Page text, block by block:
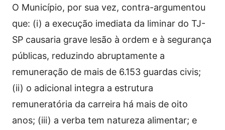
O Município, por sua vez, contra-argumentou
que: (i) a execução imediata da liminar do TJ-
SP causaria grave lesão à ordem e à segurança
públicas, reduzindo abruptamente a
remuneração de mais de 6.153 guardas civis;
(ii) o adicional integra a estrutura
remuneratória da carreira há mais de oito
anos; (iii) a verba tem natureza alimentar; e